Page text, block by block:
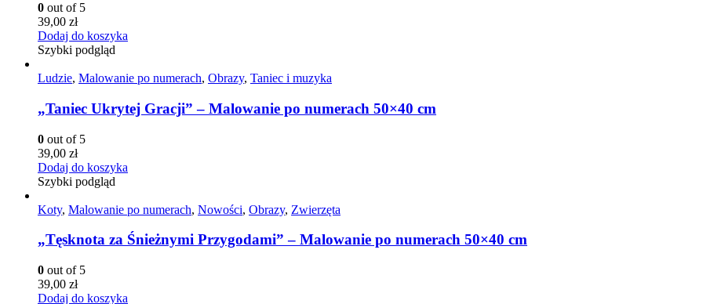
0 out of 5
39,00 zł
Dodaj do koszyka
Szybki podgląd
Ludzie, Malowanie po numerach, Obrazy, Taniec i muzyka
„Taniec Ukrytej Gracji” – Malowanie po numerach 50×40 cm
0 out of 5
39,00 zł
Dodaj do koszyka
Szybki podgląd
Koty, Malowanie po numerach, Nowości, Obrazy, Zwierzęta
„Tęsknota za Śnieżnymi Przygodami” – Malowanie po numerach 50×40 cm
0 out of 5
39,00 zł
Dodaj do koszyka